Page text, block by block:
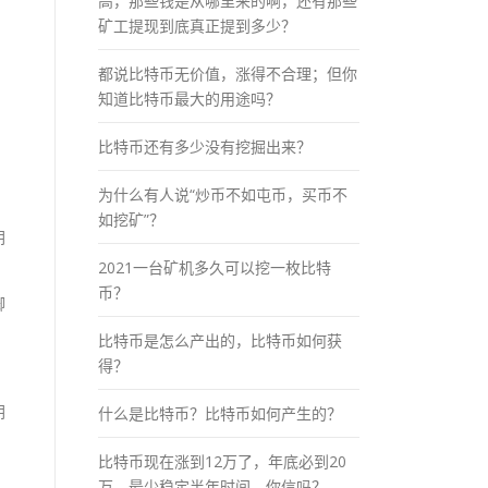
矿工提现到底真正提到多少？
都说比特币无价值，涨得不合理；但你
知道比特币最大的用途吗？
比特币还有多少没有挖掘出来？
为什么有人说“炒币不如屯币，买币不
如挖矿”？
2021一台矿机多久可以挖一枚比特
币？
比特币是怎么产出的，比特币如何获
得？
什么是比特币？比特币如何产生的？
比特币现在涨到12万了，年底必到20